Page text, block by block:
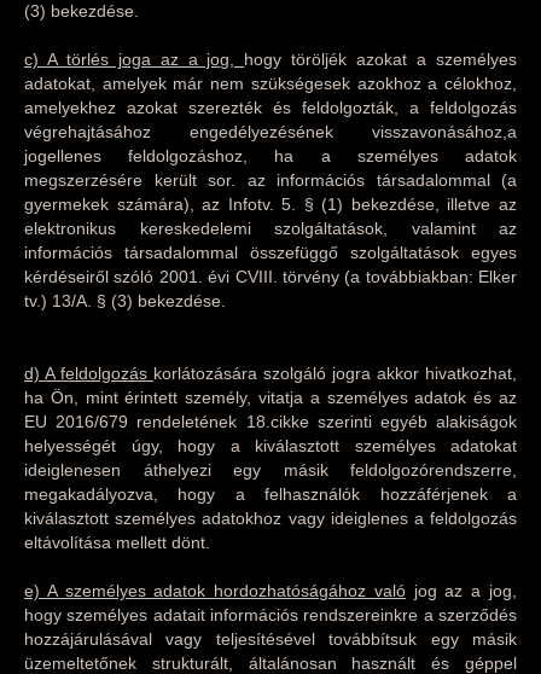
(3) bekezdése.
c) A törlés joga az a jog, hogy töröljék azokat a személyes
adatokat, amelyek már nem szükségesek azokhoz a célokhoz,
amelyekhez azokat szerezték és feldolgozták, a feldolgozás
végrehajtásához engedélyezésének visszavonásához,a
jogellenes feldolgozáshoz, ha a személyes adatok
megszerzésére került sor. az információs társadalommal (a
gyermekek számára), az Infotv. 5. § (1) bekezdése, illetve az
elektronikus kereskedelemi szolgáltatások, valamint az
információs társadalommal összefüggő szolgáltatások egyes
kérdéseiről szóló 2001. évi CVIII. törvény (a továbbiakban: Elker
tv.) 13/A. § (3) bekezdése.
d) A feldolgozás korlátozására szolgáló jogra akkor hivatkozhat,
ha Ön, mint érintett személy, vitatja a személyes adatok és az
EU 2016/679 rendeletének 18.cikke szerinti egyéb alakiságok
helyességét úgy, hogy a kiválasztott személyes adatokat
ideiglenesen áthelyezi egy másik feldolgozórendszerre,
megakadályozva, hogy a felhasználók hozzáférjenek a
kiválasztott személyes adatokhoz vagy ideiglenes a feldolgozás
eltávolítása mellett dönt.
e) A személyes adatok hordozhatóságához valójog az a jog,
hogy személyes adatait információs rendszereinkre a szerződés
hozzájárulásával vagy teljesítésével továbbítsuk egy másik
üzemeltetőnek strukturált, általánosan használt és géppel